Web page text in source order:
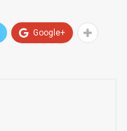
Google+